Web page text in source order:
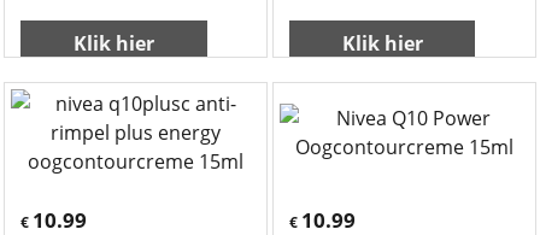
Klik hier Klik hier
€ 10.99 € 10.99